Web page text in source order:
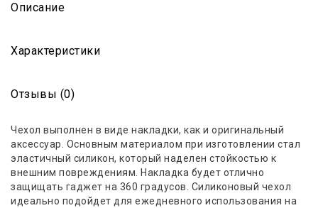
Описание
Характеристики
Отзывы (0)
Чехол выполнен в виде накладки, как и оригинальный
аксессуар. Основным материалом при изготовлении стал
эластичный силикон, который наделен стойкостью к
внешним повреждениям. Накладка будет отлично
защищать гаджет на 360 градусов. Силиконовый чехол
идеально подойдет для ежедневного использования на